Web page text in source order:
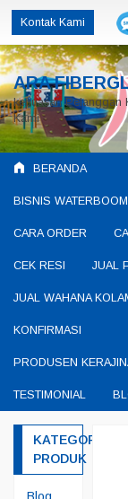
Kontak Kami
085643522435
ARA
kepuasan Pelanggan
Kami
BERANDA
BISNIS
CARA ORDER
CEK RESI JUAL
JUAL WAHANA
KONFIRMASI
PRODUSEN
TESTIMONIAL
KATEGORI
PRODUK